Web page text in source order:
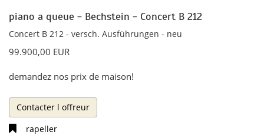
piano a queue - Bechstein - Concert B 212
Concert B 212 - versch. Ausführungen - neu
99.900,00 EUR
demandez nos prix de maison!
Contacter l offreur
rapeller